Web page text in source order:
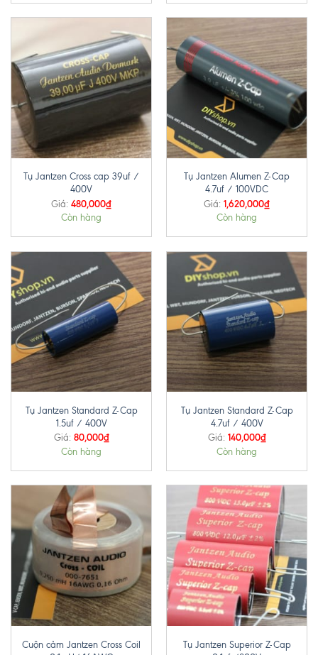
Tụ Jantzen Cross cap 39uf /
400V
Giá: 480,000₫
Còn hàng
Tụ Jantzen Alumen Z-Cap
4.7uf / 100VDC
Giá: 1,620,000₫
Còn hàng
Tụ Jantzen Standard Z-Cap
1.5uf / 400V
Giá: 80,000₫
Còn hàng
Tụ Jantzen Standard Z-Cap
4.7uf / 400V
Giá: 140,000₫
Còn hàng
Cuộn cảm Jantzen Cross Coil
Tụ Jantzen Superior Z-Cap